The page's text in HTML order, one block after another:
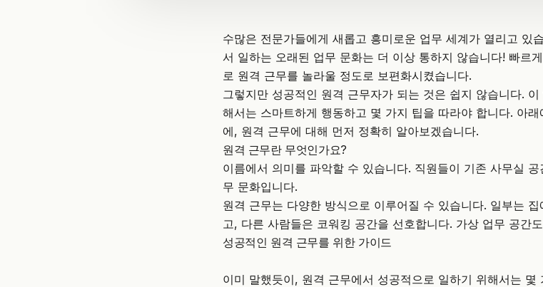
수많은 전문가들에게 새롭고 흥미로운 업무 세계가 열리고 있
서 일하는 오래된 업무 문화는 더 이상 통하지 않습니다! 빠르
로 원격 근무를 놀라울 정도로 보편화시켰습니다.
그렇지만 성공적인 원격 근무자가 되는 것은 쉽지 않습니다.
해서는 스마트하게 행동하고 몇 가지 팁을 따라야 합니다. 아
에, 원격 근무에 대해 먼저 정확히 알아보겠습니다.
원격 근무란 무엇인가요?
이름에서 의미를 파악할 수 있습니다. 직원들이 기존 사무실
무 문화입니다.
원격 근무는 다양한 방식으로 이루어질 수 있습니다. 일부는
고, 다른 사람들은 코워킹 공간을 선호합니다. 가상 업무 공간
성공적인 원격 근무를 위한 가이드
이미 말했듯이, 원격 근무에서 성공적으로 일하기 위해서는